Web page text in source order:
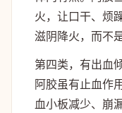
火，让口干、烦
滋阴降火，而不
第四类，有出血
阿胶虽有止血作
血小板减少、崩